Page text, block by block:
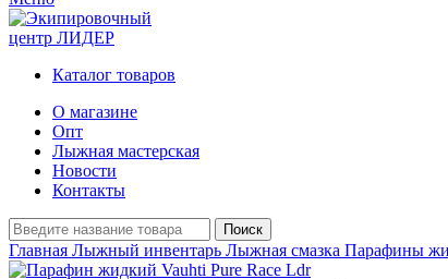
Каталог товаров
О магазине
Опт
Лыжная мастерская
Новости
Контакты
Поиск
Главная Лыжный инвентарь Лыжная смазка Парафины